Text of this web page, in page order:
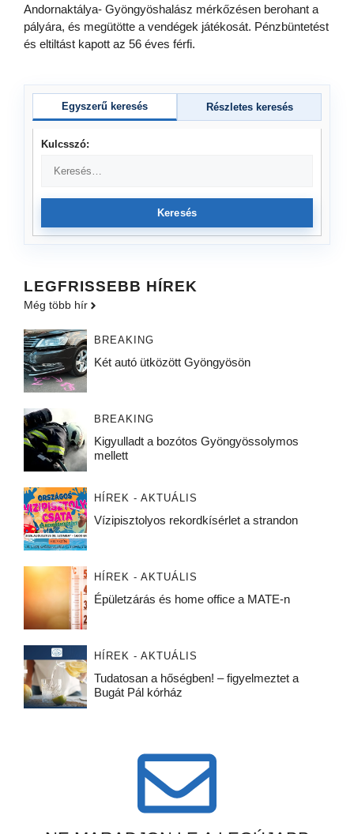
Andornaktálya- Gyöngyöshalász mérkőzésen berohant a
pályára, és megütötte a vendégek játékosát. Pénzbüntetést
és eltiltást kapott az 56 éves férfi.
Egyszerű keresés Részletes keresés
Kulcsszó:
Keresés
LEGFRISSEBB HÍREK
Még több hír
BREAKING
Két autó ütközött Gyöngyösön
BREAKING
Kigyulladt a bozótos Gyöngyössolymos
mellett
HÍREK - AKTUÁLIS
Vízipisztolyos rekordkísérlet a strandon
HÍREK - AKTUÁLIS
Épületzárás és home office a MATE-n
HÍREK - AKTUÁLIS
Tudatosan a hőségben! – figyelmeztet a
Bugát Pál kórház